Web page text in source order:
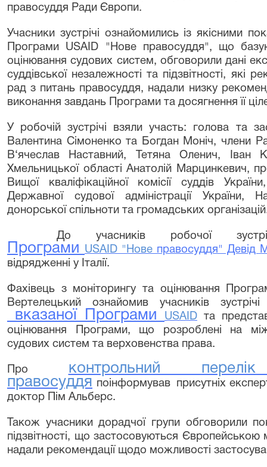
правосуддя Ради Європи.
Учасники зустрічі ознайомились із якісними
Програми USAID "Нове правосуддя", що
оцінювання судових систем, обговорили дані
суддівської незалежності та підзвітності,
рад з питань правосуддя, надали низку
виконання завдань Програми та досягнення її
У робочій зустрічі взяли участь: голова та
Валентина Сімоненко та Богдан Моніч, члени
В‘ячеслав Наставний, Тетяна Оленич, Іван
Хмельницької області Анатолій Марцинкевич,
Вищої кваліфікаційної комісії суддів
Державної судової адміністрації України,
донорської спільноти та громадських
До учасників робочої
Програми USAID " Нове правосуддя" Девід
відрядженні у Італії.
Фахівець з моніторингу та оцінювання
Вертелецький ознайомив учасників
вказаної Програми USAID
та
оцінювання Програми, що розроблені на
судових систем та верховенства права.
Про контрольний
правосуддя поінформував присутніх
доктор Пім Альберс.
Також учасники дорадчої групи обговорили
підзвітності, що застосовуються
надали рекомендації щодо можливості